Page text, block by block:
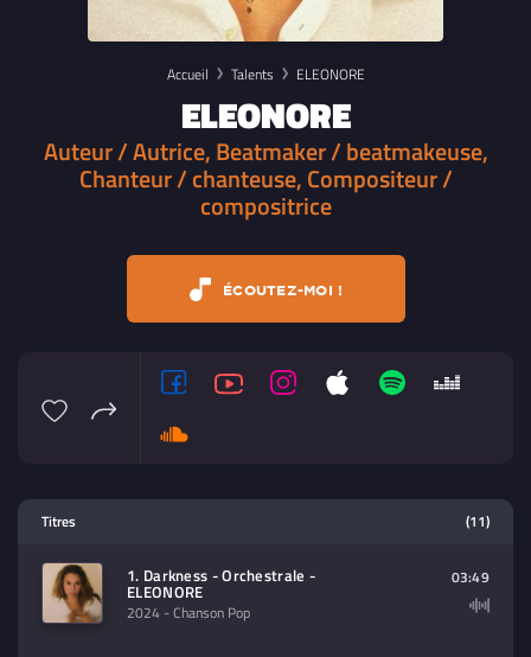
Accueil Talents ELEONORE
ELEONORE
Auteur / Autrice, Beatmaker / beatmakeuse,
Chanteur / chanteuse, Compositeur /
compositrice
ÉCOUTEZ-MOI !
contenu à lire (audio/video)
Titres (11)
1. Darkness - Orchestrale -
ELEONORE
2024 - Chanson Pop
03:49